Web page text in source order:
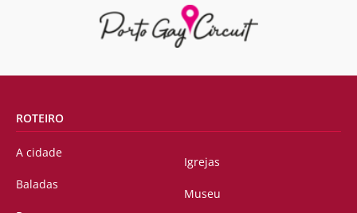
ROTEIRO
A cidade
Baladas
Igrejas
Museu